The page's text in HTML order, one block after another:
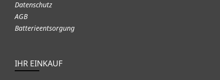
Datenschutz
AGB
Batterieentsorgung
IHR EINKAUF